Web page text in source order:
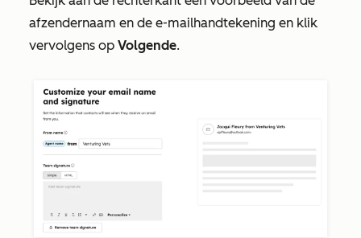
afzendernaam en de e-mailhandtekening en klik
vervolgens op Volgende.